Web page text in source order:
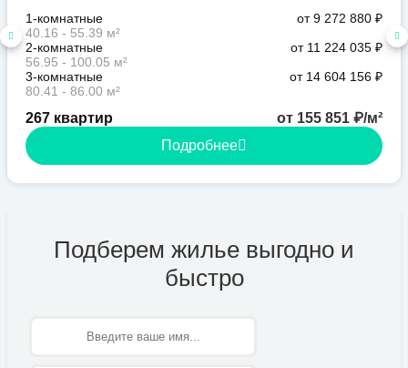
1-комнатные
40.16 - 55.39 м²
от 9 272 880 ₽
2-комнатные
56.95 - 100.05 м²
от 11 224 035 ₽
3-комнатные
80.41 - 86.00 м²
от 14 604 156 ₽
267 квартир
от 155 851 ₽/м²
Подробнее
Подберем жилье выгодно и
быстро